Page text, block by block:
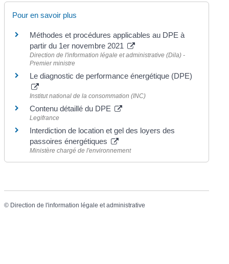
Pour en savoir plus
Méthodes et procédures applicables au DPE à
partir du 1er novembre 2021
Direction de l'information légale et administrative (Dila) -
Premier ministre
Le diagnostic de performance énergétique (DPE)
Institut national de la consommation (INC)
Contenu détaillé du DPE
Legifrance
Interdiction de location et gel des loyers des
passoires énergétiques
Ministère chargé de l'environnement
© Direction de l'information légale et administrative